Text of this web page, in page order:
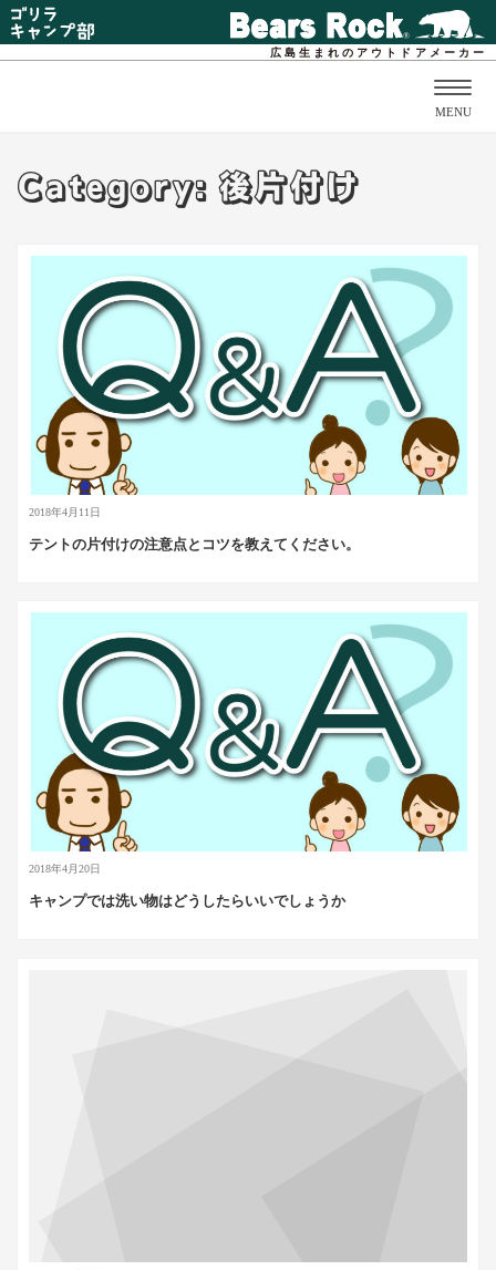
広島生まれのアウトドアメーカー
MENU
Category: 後片付け
2018年4月11日
テントの片付けの注意点とコツを教えてください。
2018年4月20日
キャンプでは洗い物はどうしたらいいでしょうか